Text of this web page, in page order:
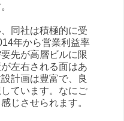
同社は積極的に受
年から営業利益率
先が高層ビルに限
左右される面はあ
計画は豊富で、良
ています。なにご
じさせられます。